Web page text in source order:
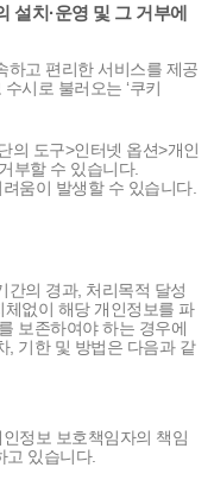
설치·운영 및 그 거부에
하고 편리한 서비스를 제공
시로 불러오는 ‘쿠키
의 도구>인터넷 옵션>개인
부할 수 있습니다.
움이 발생할 수 있습니다.
간의 경과, 처리목적 달성
없이 해당 개인정보를 파
보존하여야 하는 경우에
, 기한 및 방법은 다음과 같
정보 보호책임자의 책임
있습니다.